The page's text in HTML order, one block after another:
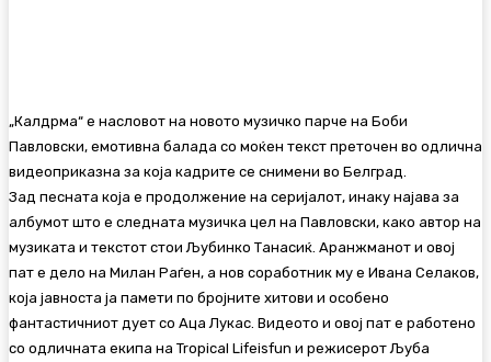
„Калдрма“ е насловот на новото музичко парче на Боби
Павловски, емотивна балада со моќен текст преточен во одлична
видеоприказна за која кадрите се снимени во Белград.
Зад песната која е продолжение на серијалот, инаку најава за
албумот што е следната музичка цел на Павловски, како автор на
музиката и текстот стои Љубинко Танасиќ. Аранжманот и овој
пат е дело на Милан Раѓен, а нов соработник му е Ивана Селаков,
која јавноста ја памети по бројните хитови и особено
фантастичниот дует со Аца Лукас. Видеото и овој пат е работено
со одличната екипа на Tropical Lifeisfun и режисерот Љуба